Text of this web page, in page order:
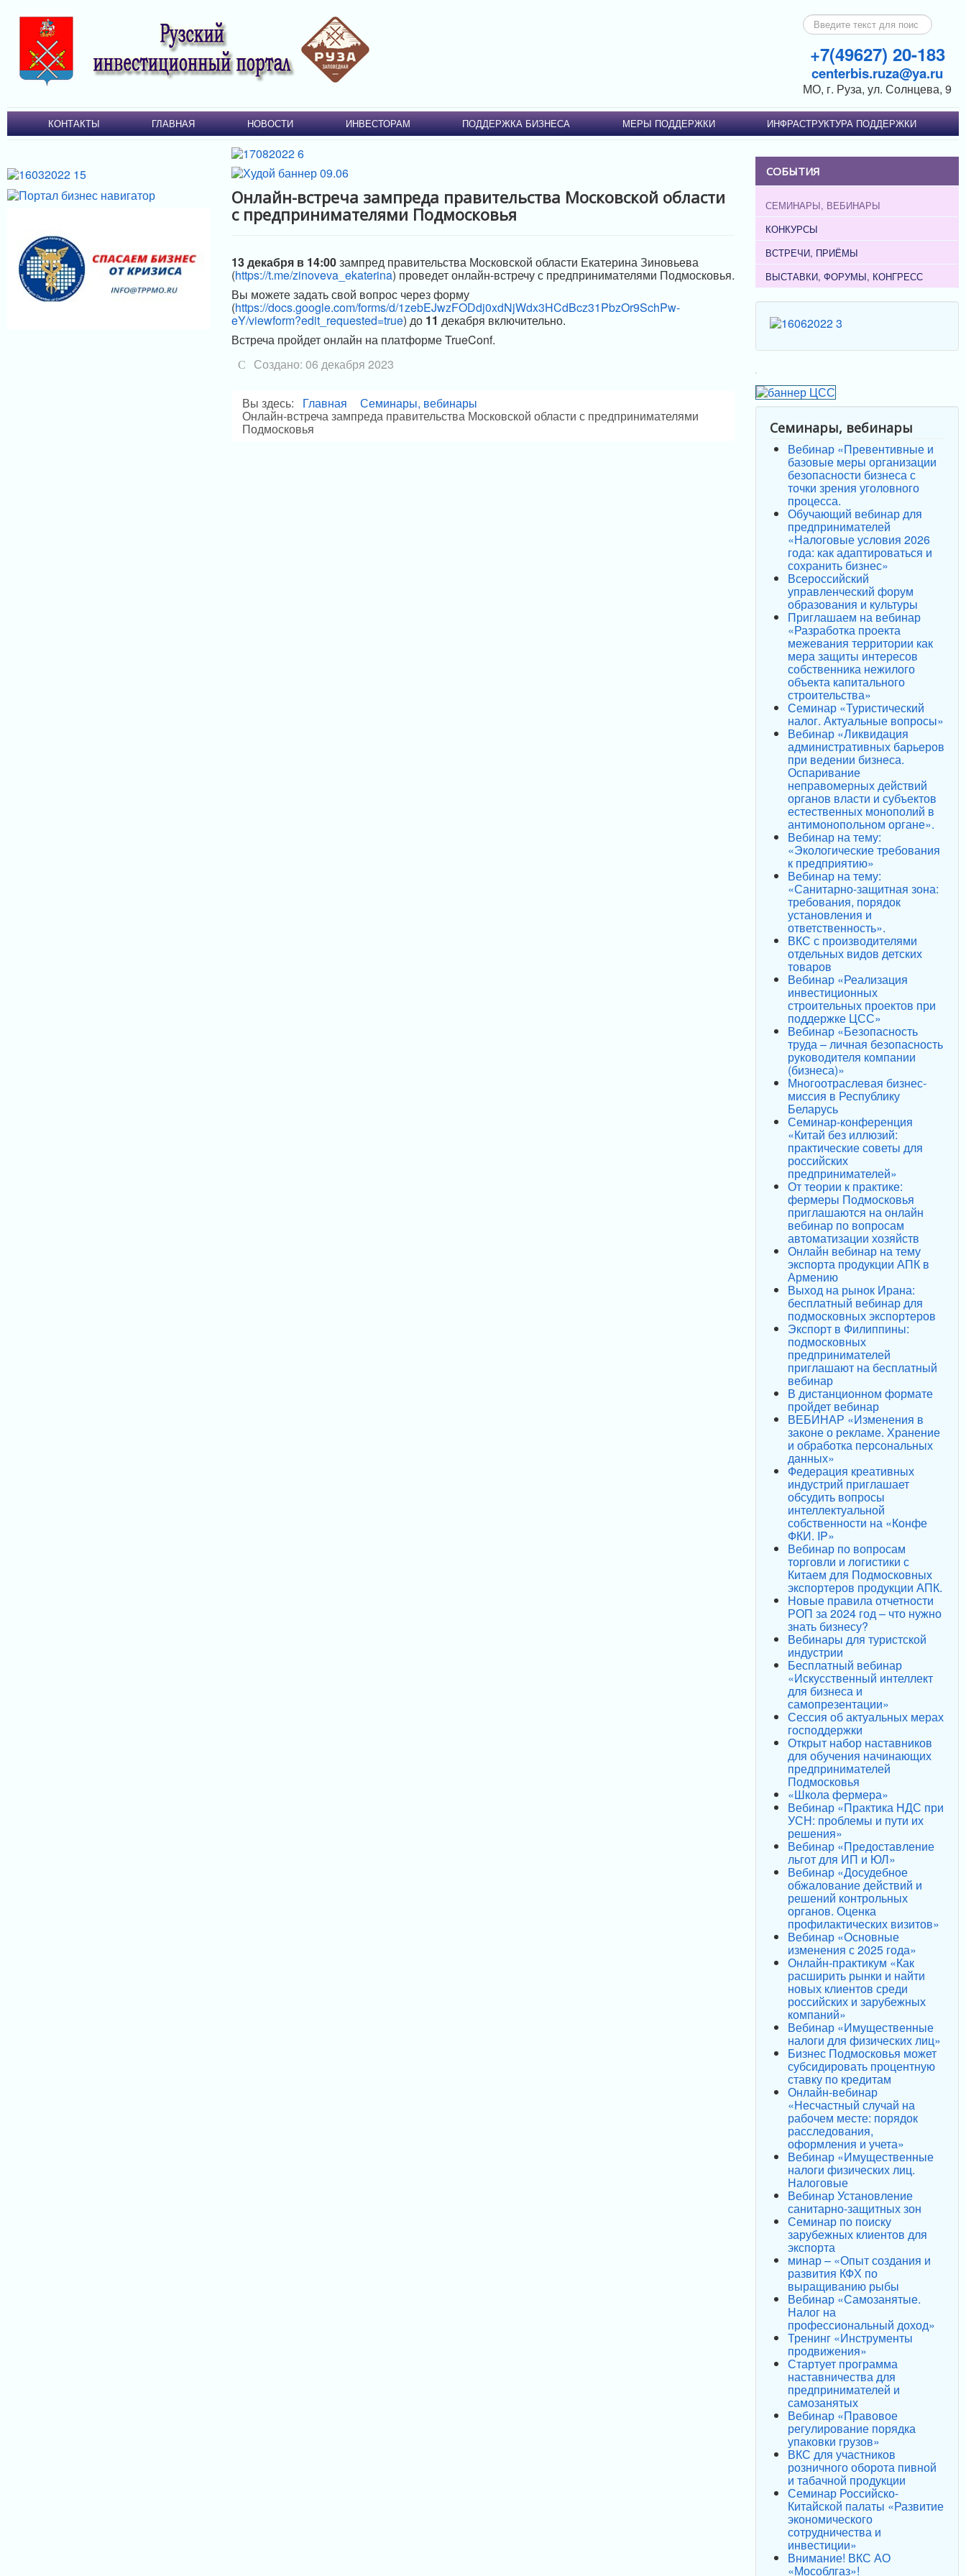
Искать...
+7(49627) 20-183
centerbis.ruza@ya.ru
МО, г. Руза, ул. Солнцева, 9
КОНТАКТЫ ГЛАВНАЯ НОВОСТИ ИНВЕСТОРАМ ПОДДЕРЖКА БИЗНЕСА МЕРЫ ПОДДЕРЖКИ ИНФРАСТРУКТУРА ПОДДЕРЖКИ
Онлайн-встреча зампреда правительства Московской области
с предпринимателями Подмосковья
13 декабря в 14:00зампред правительства Московской области Екатерина Зиновьева
(https://t.me/zinoveva_ekaterina) проведет онлайн-встречу с предпринимателями Подмосковья.
Вы можете задать свой вопрос через форму
(https://docs.google.com/forms/d/1zebEJwzFODdj0xdNjWdx3HCdBcz31PbzOr9SchPw-
eY/viewform?edit_requested=true) до 11 декабря включительно.
Встреча пройдет онлайн на платформе TrueConf.
Создано: 06 декабря 2023
Вы здесь: Главная Семинары, вебинары
Онлайн-встреча зампреда правительства Московской области с предпринимателями
Подмосковья
СОБЫТИЯ
СЕМИНАРЫ, ВЕБИНАРЫ
КОНКУРСЫ
ВСТРЕЧИ, ПРИЁМЫ
ВЫСТАВКИ, ФОРУМЫ, КОНГРЕСС
Семинары, вебинары
Вебинар «Превентивные и
базовые меры организации
безопасности бизнеса с
точки зрения уголовного
процесса.
Обучающий вебинар для
предпринимателей
«Налоговые условия 2026
года: как адаптироваться и
сохранить бизнес»
Всероссийский
управленческий форум
образования и культуры
Приглашаем на вебинар
«Разработка проекта
межевания территории как
мера защиты интересов
собственника нежилого
объекта капитального
строительства»
Семинар «Туристический
налог. Актуальные вопросы»
Вебинар «Ликвидация
административных барьеров
при ведении бизнеса.
Оспаривание
неправомерных действий
органов власти и субъектов
естественных монополий в
антимонопольном органе».
Вебинар на тему:
«Экологические требования
к предприятию»
Вебинар на тему:
«Санитарно-защитная зона:
требования, порядок
установления и
ответственность».
ВКС с производителями
отдельных видов детских
товаров
Вебинар «Реализация
инвестиционных
строительных проектов при
поддержке ЦСС»
Вебинар «Безопасность
труда – личная безопасность
руководителя компании
(бизнеса)»
Многоотраслевая бизнес-
миссия в Республику
Беларусь
Семинар-конференция
«Китай без иллюзий:
практические советы для
российских
предпринимателей»
От теории к практике:
фермеры Подмосковья
приглашаются на онлайн
вебинар по вопросам
автоматизации хозяйств
Онлайн вебинар на тему
экспорта продукции АПК в
Армению
Выход на рынок Ирана:
бесплатный вебинар для
подмосковных экспортеров
Экспорт в Филиппины:
подмосковных
предпринимателей
приглашают на бесплатный
вебинар
В дистанционном формате
пройдет вебинар
ВЕБИНАР «Изменения в
законе о рекламе. Хранение
и обработка персональных
данных»
Федерация креативных
индустрий приглашает
обсудить вопросы
интеллектуальной
собственности на «Конфе
ФКИ. IP»
Вебинар по вопросам
торговли и логистики с
Китаем для Подмосковных
экспортеров продукции АПК.
Новые правила отчетности
РОП за 2024 год – что нужно
знать бизнесу?
Вебинары для туристской
индустрии
Бесплатный вебинар
«Искусственный интеллект
для бизнеса и
самопрезентации»
Сессия об актуальных мерах
господдержки
Открыт набор наставников
для обучения начинающих
предпринимателей
Подмосковья
«Школа фермера»
Вебинар «Практика НДС при
УСН: проблемы и пути их
решения»
Вебинар «Предоставление
льгот для ИП и ЮЛ»
Вебинар «Досудебное
обжалование действий и
решений контрольных
органов. Оценка
профилактических визитов»
Вебинар «Основные
изменения с 2025 года»
Онлайн-практикум «Как
расширить рынки и найти
новых клиентов среди
российских и зарубежных
компаний»
Вебинар «Имущественные
налоги для физических лиц»
Бизнес Подмосковья может
субсидировать процентную
ставку по кредитам
Онлайн-вебинар
«Несчастный случай на
рабочем месте: порядок
расследования,
оформления и учета»
Вебинар «Имущественные
налоги физических лиц.
Налоговые
Вебинар Установление
санитарно-защитных зон
Семинар по поиску
зарубежных клиентов для
экспорта
минар – «Опыт создания и
развития КФХ по
выращиванию рыбы
Вебинар «Самозанятые.
Налог на
профессиональный доход»
Тренинг «Инструменты
продвижения»
Стартует программа
наставничества для
предпринимателей и
самозанятых
Вебинар «Правовое
регулирование порядка
упаковки грузов»
ВКС для участников
розничного оборота пивной
и табачной продукции
Семинар Российско-
Китайской палаты «Развитие
экономического
сотрудничества и
инвестиции»
Внимание! ВКС АО
«Мособлгаз»!